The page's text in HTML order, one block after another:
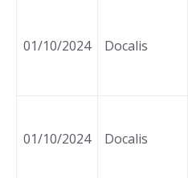
01/10/2024 Docalis
01/10/2024 Docalis